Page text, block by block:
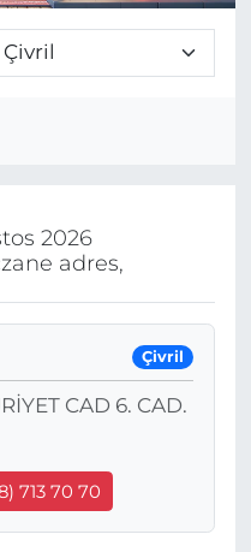
2026
adres,
Çivril
CAD 6. CAD.
713 70 70